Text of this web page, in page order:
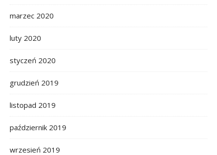
marzec 2020
luty 2020
styczeń 2020
grudzień 2019
listopad 2019
październik 2019
wrzesień 2019